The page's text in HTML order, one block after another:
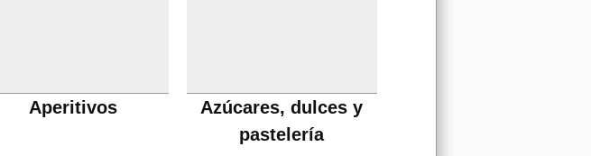
Aperitivos
Azúcares, dulces y
pastelería